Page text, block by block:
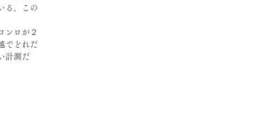
る。この
ンロが２
でどれだ
計測だ